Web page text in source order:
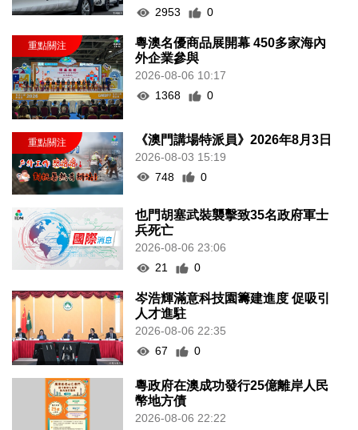
2953
0
粵澳名優商品展開幕 450多家海內
外企業參與
2026-08-06 10:17
1368
0
《澳門講場特派員》2026年8月3日
2026-08-03 15:19
748
0
也門胡塞武裝襲擊致35名政府軍士
兵死亡
2026-08-06 23:06
21
0
岑浩輝滿意科技園籌建進度 促吸引
人才進駐
2026-08-06 22:35
67
0
粵政府在澳成功發行25億離岸人民
幣地方債
2026-08-06 22:22